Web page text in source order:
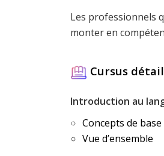
Les professionnels
monter en
Cursus
Introduction au
Concepts de base
Vue d’ensemble